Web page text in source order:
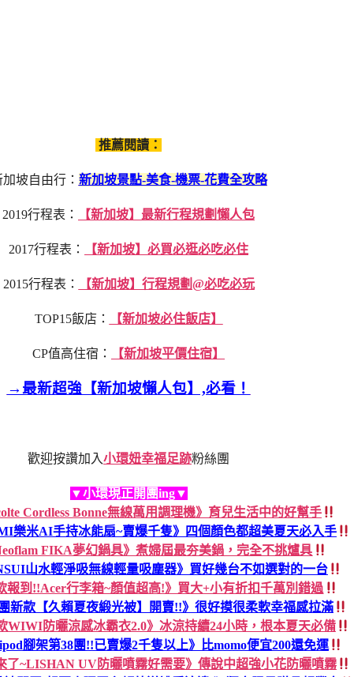
推薦閱讀：
加坡自由行： 新加坡景點-美食-機票-花費全攻略
2019行程表： 【新加坡】最新行程規劃懶人包
2017行程表： 【新加坡】必買必逛必吃必住
2015行程表： 【新加坡】行程規劃@必吃必玩
TOP15飯店： 【新加坡必住飯店】
CP值高住宿： 【新加坡平價住宿】
→最新超強【新加坡懶人包】,必看！
歡迎按讚加入小環妞幸福足跡粉絲團
▼小環現正開團ing▼
Cordless Bonne無線萬用調理機》育兒生活中的好幫手
樂米AI手持冰能扇~賣爆千隻》四個顏色都超美夏天必入手
FIKA夢幻鍋具》煮婦屆最夯美鍋，完全不挑爐具
山水輕淨吸無線輕量吸塵器》買好幾台不如選對的一台
報到!!Acer行李箱~顏值超高!》買大+小有折扣千萬別錯過
團新款【久賴夏夜緞光被】開賣!!》很好摸很柔軟幸福感拉滿
WIWI防曬涼感冰霸衣2.0》冰涼持續24小時，根本夏天必備
腳架第38團!!已賣爆2千隻以上》比momo便宜200還免運
了~LISHAN UV防曬噴霧好需要》傳說中超強小花防曬噴霧